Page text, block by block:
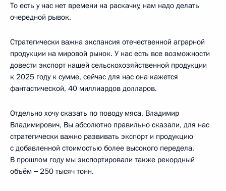
То есть у нас нет времени на раскачку, нам надо делать
очередной рывок.
Стратегически важна экспансия отечественной аграрной
продукции на мировой рынок. У нас есть все возможности
довести экспорт нашей сельскохозяйственной продукции
к 2025 году к сумме, сейчас для нас она кажется
фантастической, 40 миллиардов долларов.
Отдельно хочу сказать по поводу мяса. Владимир
Владимирович, Вы абсолютно правильно сказали, для нас
стратегически важно развивать экспорт и продукцию
с добавленной стоимостью более высокого передела.
В прошлом году мы экспортировали также рекордный
объём ‒ 250 тысяч тонн.